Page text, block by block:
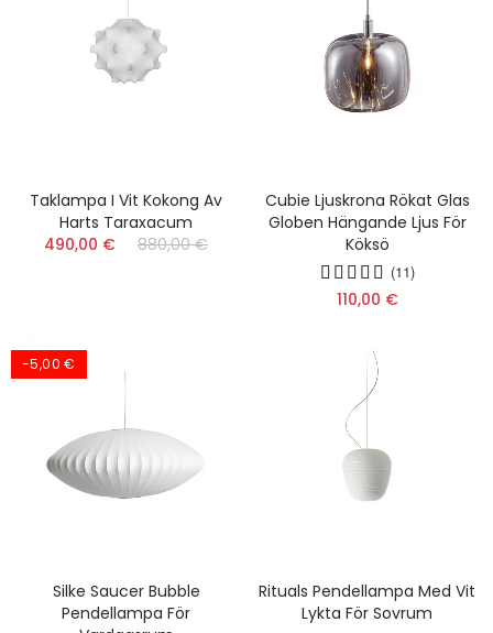
Taklampa I Vit Kokong Av
Harts Taraxacum
490,00 €
880,00 €
Cubie Ljuskrona Rökat Glas
Globen Hängande Ljus För
Köksö
(11)
110,00 €
-5,00 €
Silke Saucer Bubble
Pendellampa För
Rituals Pendellampa Med Vit
Lykta För Sovrum